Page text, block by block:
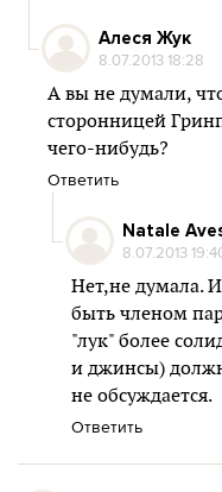
Алеся Жук
8.07.2013 18:28
А вы не думали,
сторонницей
чего-нибудь?
Ответить
Natale
8.07.2013
Нет,не думала.
быть членом
"лук" более
и джинсы)
не обсуждается.
Ответить